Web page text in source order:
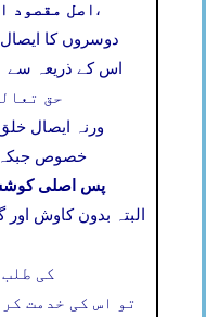
اصل مقصود ،
دوسروں کا
اس کے ذریعہ سے
حق
ورنہ ایصال
خصوص جبکہ
پس اصلی کوشش
البتہ بدون کاوش
کی
تو اس کی خدمت